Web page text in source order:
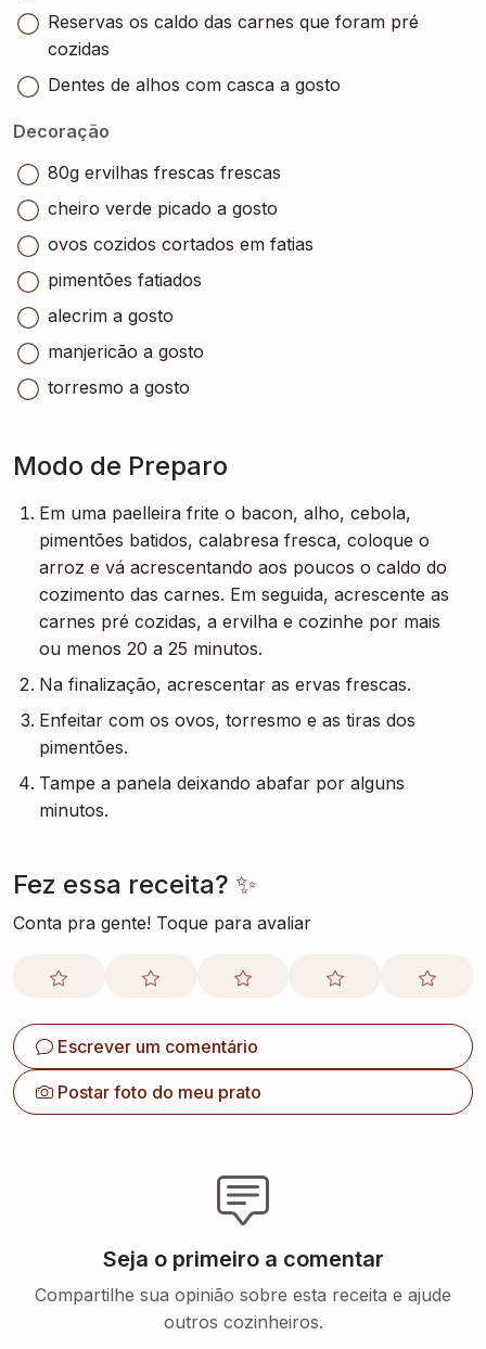
Reservas os caldo das carnes que foram pré
cozidas
Dentes de alhos com casca a gosto
Decoração
80g ervilhas frescas frescas
cheiro verde picado a gosto
ovos cozidos cortados em fatias
pimentões fatiados
alecrim a gosto
manjericão a gosto
torresmo a gosto
Modo de Preparo
Em uma paelleira frite o bacon, alho, cebola,
pimentões batidos, calabresa fresca, coloque o
arroz e vá acrescentando aos poucos o caldo do
cozimento das carnes. Em seguida, acrescente as
carnes pré cozidas, a ervilha e cozinhe por mais
ou menos 20 a 25 minutos.
Na finalização, acrescentar as ervas frescas.
Enfeitar com os ovos, torresmo e as tiras dos
pimentões.
Tampe a panela deixando abafar por alguns
minutos.
Fez essa receita? ✨
Conta pra gente! Toque para avaliar
Escrever um comentário
Postar foto do meu prato
Seja o primeiro a comentar
Compartilhe sua opinião sobre esta receita e ajude
outros cozinheiros.